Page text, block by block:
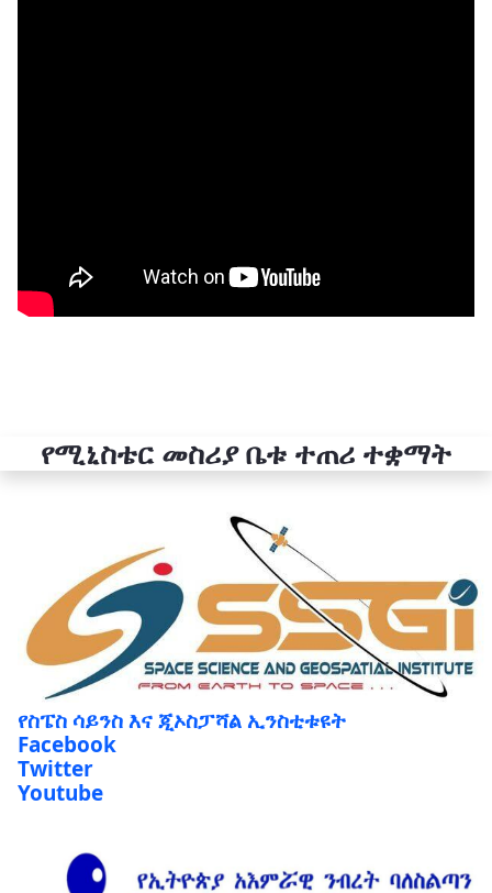
የሚኒስቴር መስሪያ ቤቱ ተጠሪ ተቋማት
የስፔስ ሳይንስ እና ጂኦስፓሻል ኢንስቲቱዩት
Facebook
Twitter
Youtube